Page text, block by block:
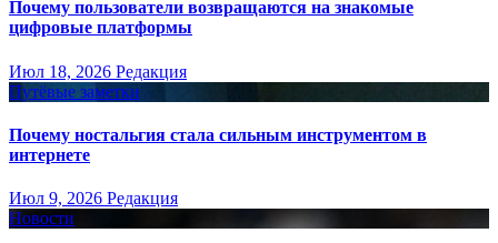
Почему пользователи возвращаются на знакомые
цифровые платформы
Июл 18, 2026 Редакция
Путёвые заметки
Почему ностальгия стала сильным инструментом в
интернете
Июл 9, 2026 Редакция
Новости